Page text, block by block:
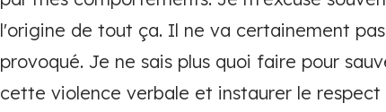
l'origine de tout ça. Il ne va certainement
provoqué. Je ne sais plus quoi faire pour
cette violence verbale et instaurer le respect